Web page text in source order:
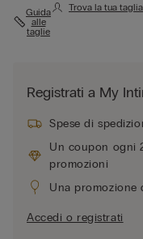
Guida
alle
taglie
Trova la tua taglia
Registrati a My
Spese di
Un coupon ogni
promozioni
Una promozione
Accedi o registrati